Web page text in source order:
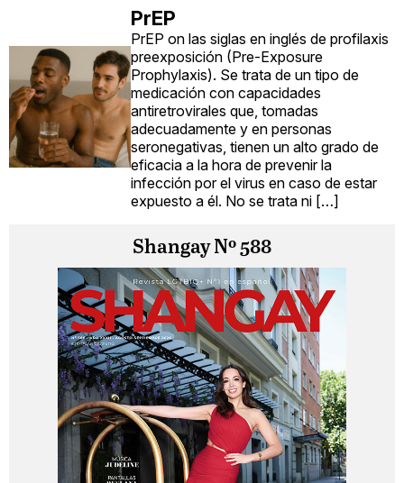
PrEP
PrEP on las siglas en inglés de profilaxis
preexposición (Pre-Exposure
Prophylaxis). Se trata de un tipo de
medicación con capacidades
antiretrovirales que, tomadas
adecuadamente y en personas
seronegativas, tienen un alto grado de
eficacia a la hora de prevenir la
infección por el virus en caso de estar
expuesto a él. No se trata ni […]
Shangay Nº 588